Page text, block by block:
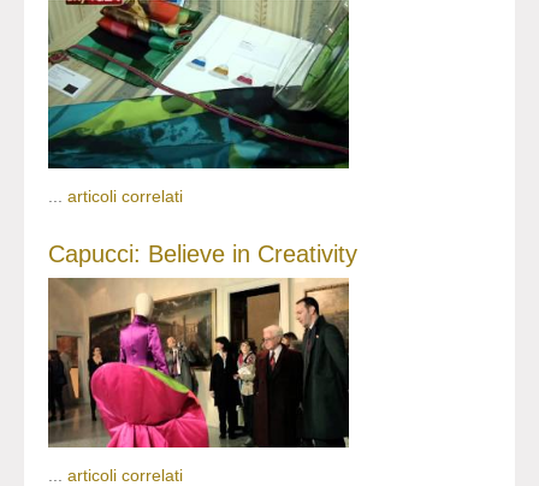
... articoli correlati
Capucci: Believe in Creativity
articoli correlati